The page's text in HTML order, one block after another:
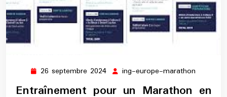
26 septembre 2024 26
ing-europe-marathon
Entraînement pour un Marathon en